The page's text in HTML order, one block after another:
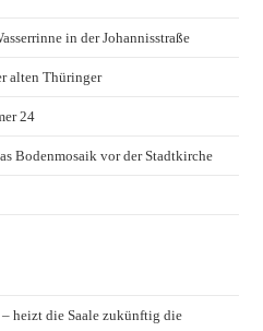
in der Johannisstraße
alten Thüringer
24
Bodenmosaik vor der Stadtkirche
– heizt die Saale zukünftig die